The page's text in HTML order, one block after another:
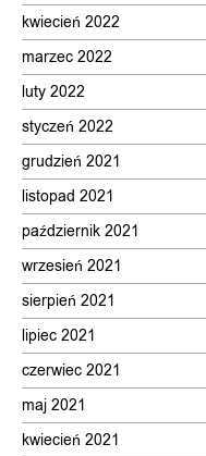
kwiecień 2022
marzec 2022
luty 2022
styczeń 2022
grudzień 2021
listopad 2021
październik 2021
wrzesień 2021
sierpień 2021
lipiec 2021
czerwiec 2021
maj 2021
kwiecień 2021